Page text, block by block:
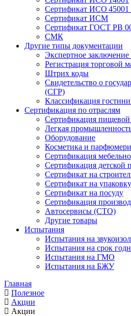
Сертификат ИСО 45001
Сертификат ИСМ
Сертификат ГОСТ РВ
СМК
Другие типы документации
Экспертное заключение
Регистрация торговой
Штрих коды
Свидетельство о
(СГР)
Классификация
Сертификация по отраслям
Сертификация
Легкая
Оборудование
Косметика и
Сертификация
Сертификация детской
Сертификат на
Сертификат на упаковку
Сертификат на посуду
Сертификация
Автосервисы (СТО)
Другие товары
Испытания
Испытания на
Испытания на срок
Испытания на ГМО
Испытания на БЖУ
Главная
Полезное
Акции
Акции